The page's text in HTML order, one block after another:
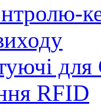
RFID